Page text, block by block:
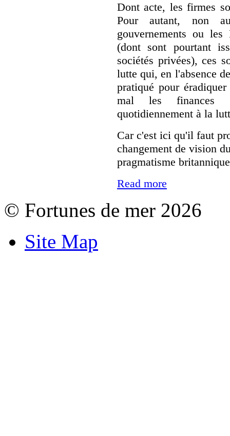
Dont acte, les firmes
Pour autant, non
gouvernements ou les
(dont sont pourtant
sociétés privées), ces
lutte qui, en l'absence
pratiqué pour
mal les finances
quotidiennement à la
Car c'est ici qu'il faut
changement de vision
pragmatisme
Read more
© Fortunes de mer 2026
Site Map